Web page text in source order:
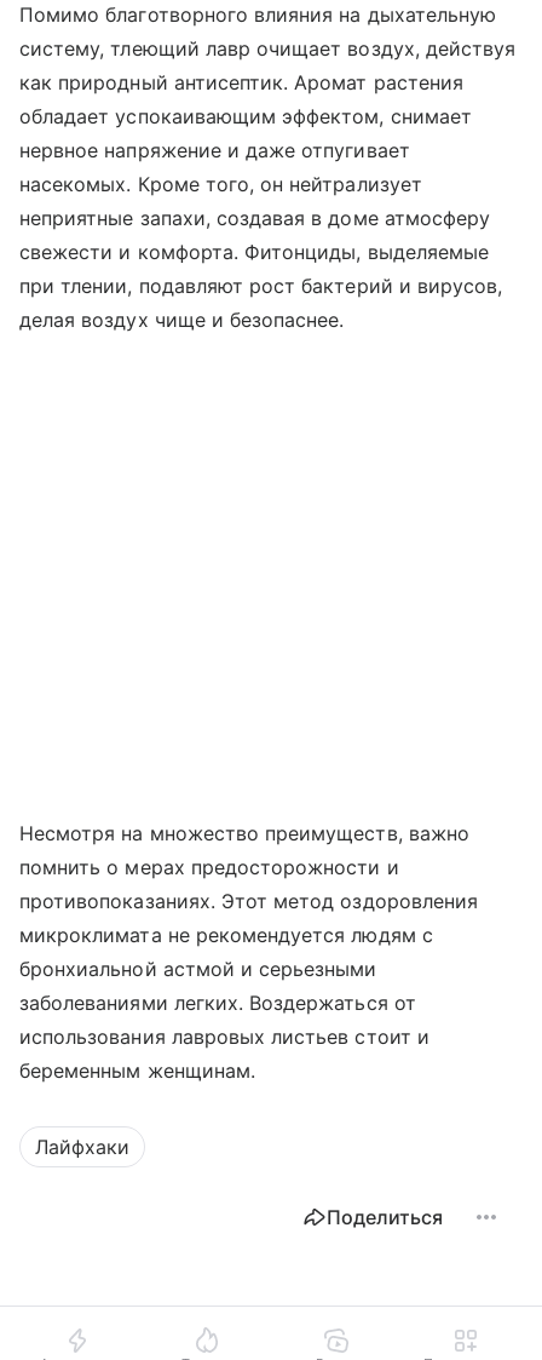
Помимо благотворного влияния на дыхательную
систему, тлеющий лавр очищает воздух, действуя
как природный антисептик. Аромат растения
обладает успокаивающим эффектом, снимает
нервное напряжение и даже отпугивает
насекомых. Кроме того, он нейтрализует
неприятные запахи, создавая в доме атмосферу
свежести и комфорта. Фитонциды, выделяемые
при тлении, подавляют рост бактерий и вирусов,
делая воздух чище и безопаснее.
Несмотря на множество преимуществ, важно
помнить о мерах предосторожности и
противопоказаниях. Этот метод оздоровления
микроклимата не рекомендуется людям с
бронхиальной астмой и серьезными
заболеваниями легких. Воздержаться от
использования лавровых листьев стоит и
беременным женщинам.
Лайфхаки
Поделиться